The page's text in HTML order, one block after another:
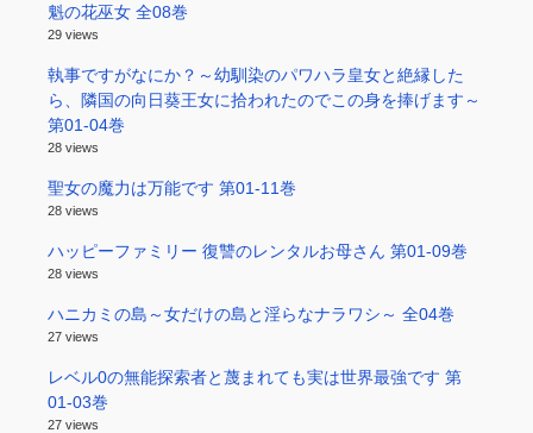
魁の花巫女 全08巻
29 views
執事ですがなにか？～幼馴染のパワハラ皇女と絶縁した
ら、隣国の向日葵王女に拾われたのでこの身を捧げます～
第01-04巻
28 views
聖女の魔力は万能です 第01-11巻
28 views
ハッピーファミリー 復讐のレンタルお母さん 第01-09巻
28 views
ハニカミの島～女だけの島と淫らなナラワシ～ 全04巻
27 views
レベル0の無能探索者と蔑まれても実は世界最強です 第
01-03巻
27 views